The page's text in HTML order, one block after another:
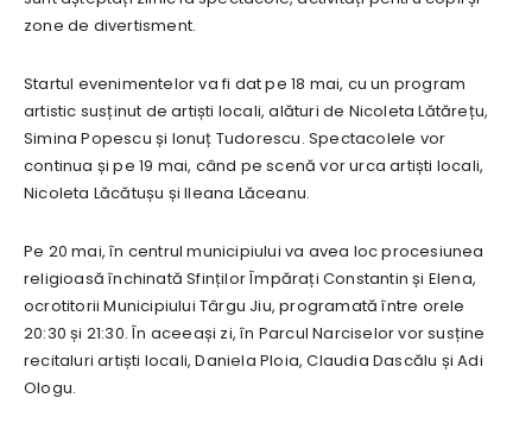
zone de divertisment.
Startul evenimentelor va fi dat pe 18 mai, cu un program
artistic susținut de artiști locali, alături de Nicoleta Lătărețu,
Simina Popescu și Ionuț Tudorescu. Spectacolele vor
continua și pe 19 mai, când pe scenă vor urca artiști locali,
Nicoleta Lăcătușu și Ileana Lăceanu.
Pe 20 mai, în centrul municipiului va avea loc procesiunea
religioasă închinată Sfinților Împărați Constantin și Elena,
ocrotitorii Municipiului Târgu Jiu, programată între orele
20:30 și 21:30. În aceeași zi, în Parcul Narciselor vor susține
recitaluri artiști locali, Daniela Ploia, Claudia Dascălu și Adi
Ologu.